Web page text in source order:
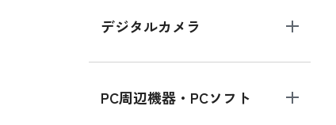
デジタルカメラ
PC周辺機器・PCソフト